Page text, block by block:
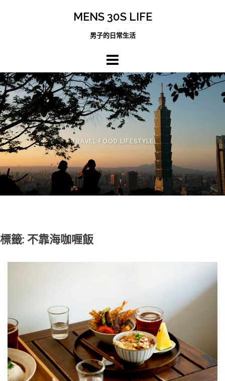
MENS 30S LIFE
男子的日常生活
TRAVEL FOOD LIFESTYLE
標籤: 不靠海咖喱飯